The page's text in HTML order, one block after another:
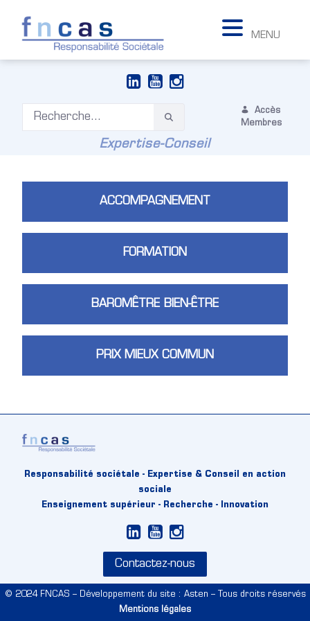
Accès
Membres
MENU
Expertise-Conseil
ACCOMPAGNEMENT
FORMATION
BAROMÊTRE BIEN-ÊTRE
PRIX MIEUX COMMUN
Responsabilité sociétale - Expertise & Conseil en action
sociale
Enseignement supérieur - Recherche - Innovation
Contactez-nous
© 2024 FNCAS – Développement du site : Asten – Tous droits réservés
Mentions légales